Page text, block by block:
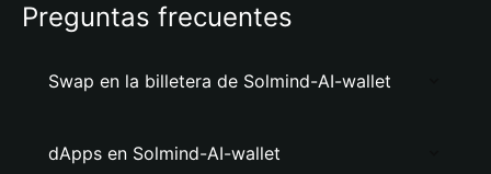
Preguntas frecuentes
Swap en la billetera de Solmind-AI-wallet
dApps en Solmind-AI-wallet